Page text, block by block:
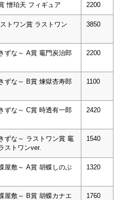
憎珀天 フィギュア 2200
トワン賞 ラストワン
3850
ずな～ A賞 竈門炭治郎
2200
ずな～ B賞 煉獄杏寿郎
1100
ずな～ C賞 時透有⼀郎
2420
ずな～ ラストワン賞 竈
ストワンver.
1540
屋敷～ A賞 胡蝶しのぶ
1320
屋敷～ B賞 胡蝶カナエ
1760